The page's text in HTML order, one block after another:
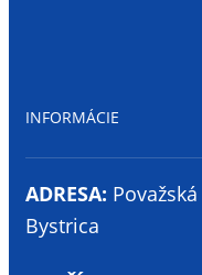
INFORMÁCIE
ADRESA:
Bystrica